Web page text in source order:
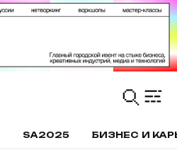
SA2025 БИЗНЕС И